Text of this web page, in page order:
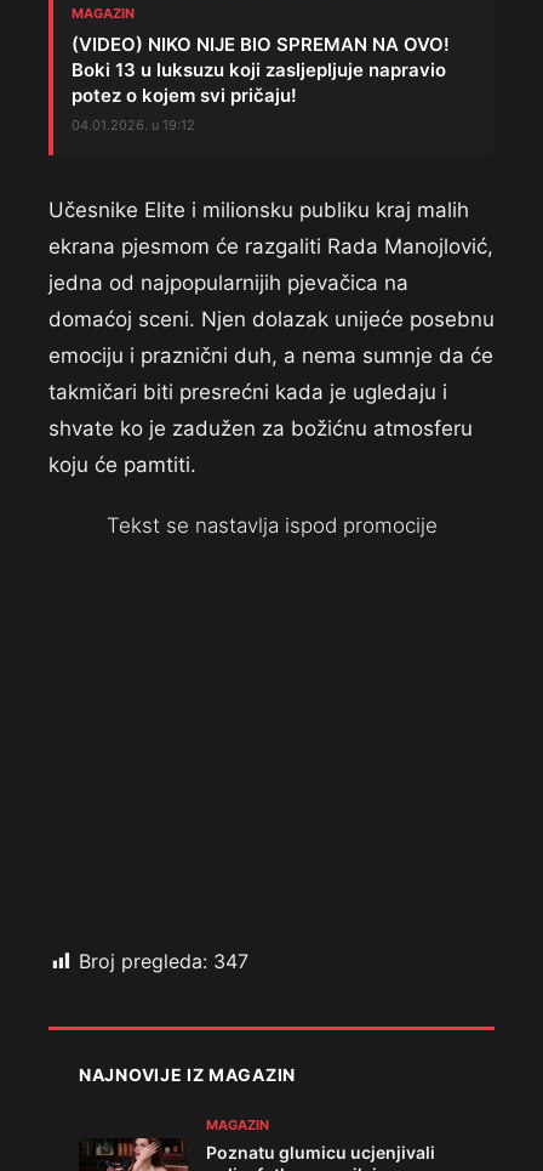
MAGAZIN
(VIDEO) NIKO NIJE BIO SPREMAN NA OVO!
Boki 13 u luksuzu koji zasljepljuje napravio
potez o kojem svi pričaju!
04.01.2026. u 19:12
Učesnike Elite i milionsku publiku kraj malih
ekrana pjesmom će razgaliti Rada Manojlović,
jedna od najpopularnijih pjevačica na
domaćoj sceni. Njen dolazak unijeće posebnu
emociju i praznični duh, a nema sumnje da će
takmičari biti presrećni kada je ugledaju i
shvate ko je zadužen za božićnu atmosferu
koju će pamtiti.
Tekst se nastavlja ispod promocije
Broj pregleda: 347
NAJNOVIJE IZ MAGAZIN
MAGAZIN
Poznatu glumicu ucjenjivali